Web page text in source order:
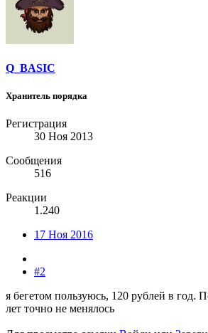
Q_BASIC
Хранитель порядка
Регистрация
30 Ноя 2013
Сообщения
516
Реакции
1.240
17 Ноя 2016
#2
я бегетом пользуюсь, 120 рублей в год.
лет точно не менялось